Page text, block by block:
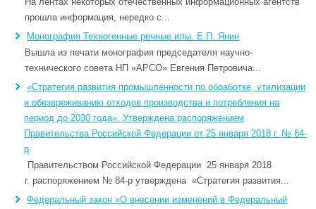
прошла информация, нередко с...
Монография Техногенные речные илы. Е.П. Янин
Вышла из печати монография председателя научно-
технического совета НП «АРСО» Евгения Петровича...
«Стратегия развития промышленности по обработке, утилизации
и обезвреживанию отходов производства и потребления на
период до 2030 года». Утверждена распоряжением
Правительства Российской Федерации от 25 января 2018 г. № 84-
р
Правительством Российской Федерации 25 января 2018
г. распоряжением № 84-р утверждена «Стратегия развития...
Федеральный закон «О внесении изменений в Федеральный